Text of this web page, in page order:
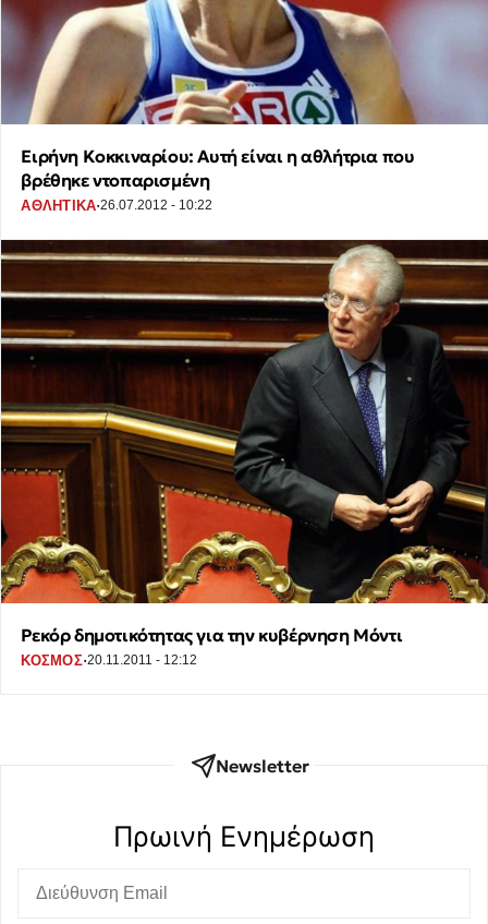
Ειρήνη Κοκκιναρίου: Αυτή είναι η αθλήτρια που
βρέθηκε ντοπαρισμένη
ΑΘΛΗΤΙΚΑ·26.07.2012 - 10:22
Ρεκόρ δημοτικότητας για την κυβέρνηση Μόντι
ΚΟΣΜΟΣ·20.11.2011 - 12:12
Newsletter
Πρωινή Eνημέρωση